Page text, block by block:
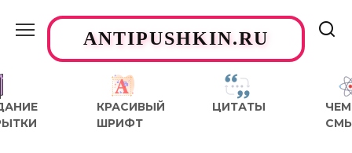
содержаниюANTIPUSHKIN.RU
КРАСИВЫЙ
ШРИФТ
ЦИТАТЫ
ЧЕМ